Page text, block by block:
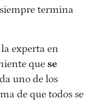
termina
experta en
que se
uno de los
de que todos se